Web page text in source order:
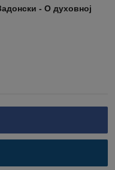
- О духовној